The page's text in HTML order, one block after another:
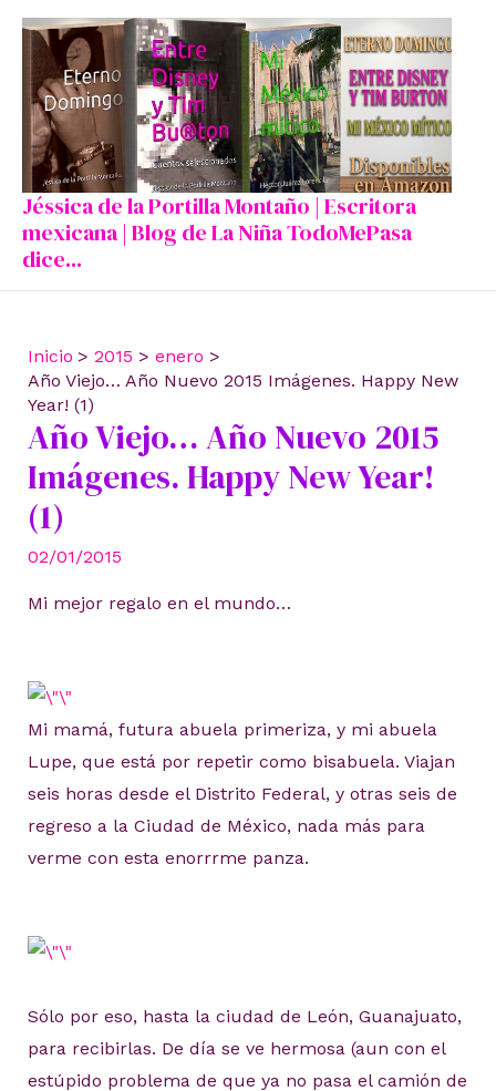
contenido
Jéssica de la Portilla Montaño | Escritora
mexicana | Blog de La Niña TodoMePasa
dice...
Inicio 2015
enero
Año Viejo… Año Nuevo 2015 Imágenes. Happy New
Year! (1)
Año Viejo… Año Nuevo 2015
Imágenes. Happy New Year!
(1)
02/01/2015
Mi mejor regalo en el mundo…
Mi mamá, futura abuela primeriza, y mi abuela
Lupe, que está por repetir como bisabuela. Viajan
seis horas desde el Distrito Federal, y otras seis de
regreso a la Ciudad de México, nada más para
verme con esta enorrrme panza.
Sólo por eso, hasta la ciudad de León, Guanajuato,
para recibirlas. De día se ve hermosa (aun con el
estúpido problema de que ya no pasa el camión de